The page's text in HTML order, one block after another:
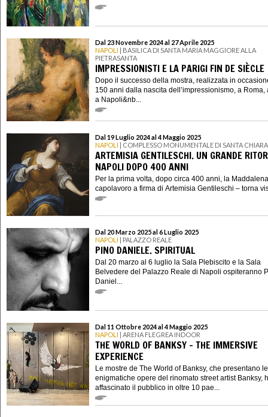
Dal 23 Novembre 2024 al 27 Aprile 2025
NAPOLI | BASILICA DI SANTA MARIA MAGGIORE ALLA
PIETRASANTA
IMPRESSIONISTI E LA PARIGI FIN DE SIÈCLE
Dopo il successo della mostra, realizzata in
150 anni dalla nascita dell’impressionismo, a Roma,
a Napoli&nb...
Dal 19 Luglio 2024 al 4 Maggio 2025
NAPOLI | COMPLESSO MONUMENTALE DI SANTA CHIARA
ARTEMISIA GENTILESCHI. UN GRANDE
NAPOLI DOPO 400 ANNI
Per la prima volta, dopo circa 400 anni, la
capolavoro a firma di Artemisia Gentileschi – torna
Dal 20 Marzo 2025 al 6 Luglio 2025
NAPOLI | PALAZZO REALE
PINO DANIELE. SPIRITUAL
Dal 20 marzo al 6 luglio la Sala Plebiscito e la Sala
Belvedere del Palazzo Reale di Napoli ospiteranno
Daniel...
Dal 11 Ottobre 2024 al 4 Maggio 2025
NAPOLI | ARENA FLEGREA INDOOR
THE WORLD OF BANKSY – THE IMMERSIVE
EXPERIENCE
Le mostre de The World of Banksy, che presentano le
enigmatiche opere del rinomato street artist Banksy,
affascinato il pubblico in oltre 10 pae...